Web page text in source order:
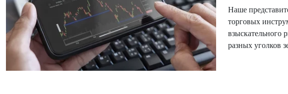
Наше
торговых
взыскательного
разных уголков